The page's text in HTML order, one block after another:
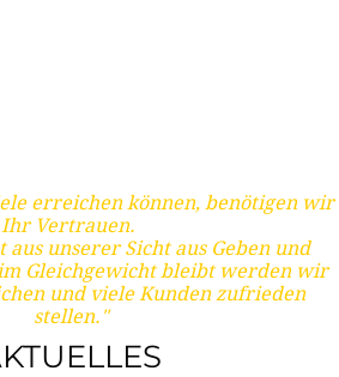
erreichen können, benötigen wir
Ihr Vertrauen.
aus unserer Sicht aus Geben und
Gleichgewicht bleibt werden wir
und viele Kunden zufrieden
stellen."